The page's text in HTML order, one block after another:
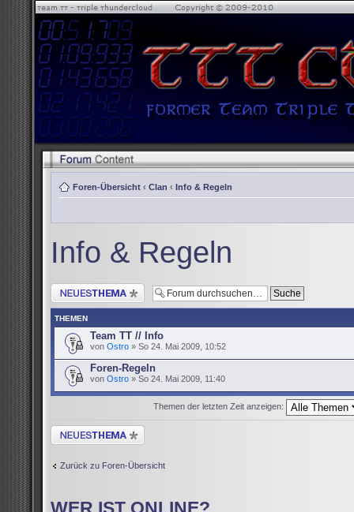
Foren-Übersicht ‹ Clan ‹ Info & Regeln
Info & Regeln
Neues Thema erstellen
THEMEN
Team TT // Info
von Ostro » So 24. Mai 2009, 10:52
Foren-Regeln
von Ostro » So 24. Mai 2009, 11:40
Themen der letzten Zeit anzeigen:
Neues Thema erstellen
Zurück zu Foren-Übersicht
WER IST ONLINE?